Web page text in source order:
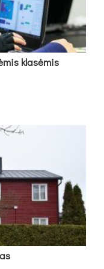
kla­sė­mis